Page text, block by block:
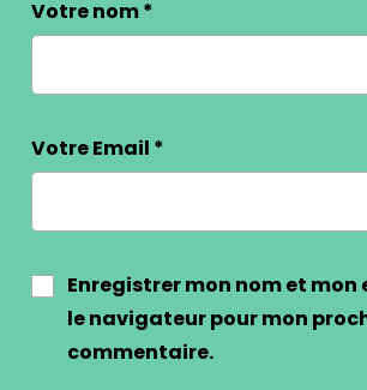
Votre nom*
Votre Email *
Enregistrer mon nom et
le navigateur pour mon
commentaire.